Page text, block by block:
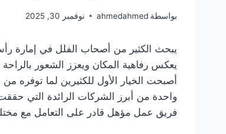
بواسطة ahmedahmed نوفمبر 30, 2025
يبحث الكثير من أصحاب الفلل في إمارة
يعكس رفاهية المكان ويعزز الشعور
أصبحت الخيار الأول للكثيرين لما توفره
واحدة من أبرز الشركات الرائدة التي
فريق عمل مؤهل قادر على التعامل مع